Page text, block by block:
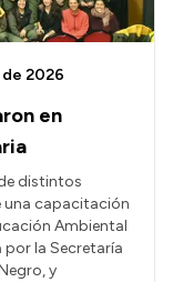
en
de 2026
distintos
una capacitación
Ambiental
la Secretaría
y